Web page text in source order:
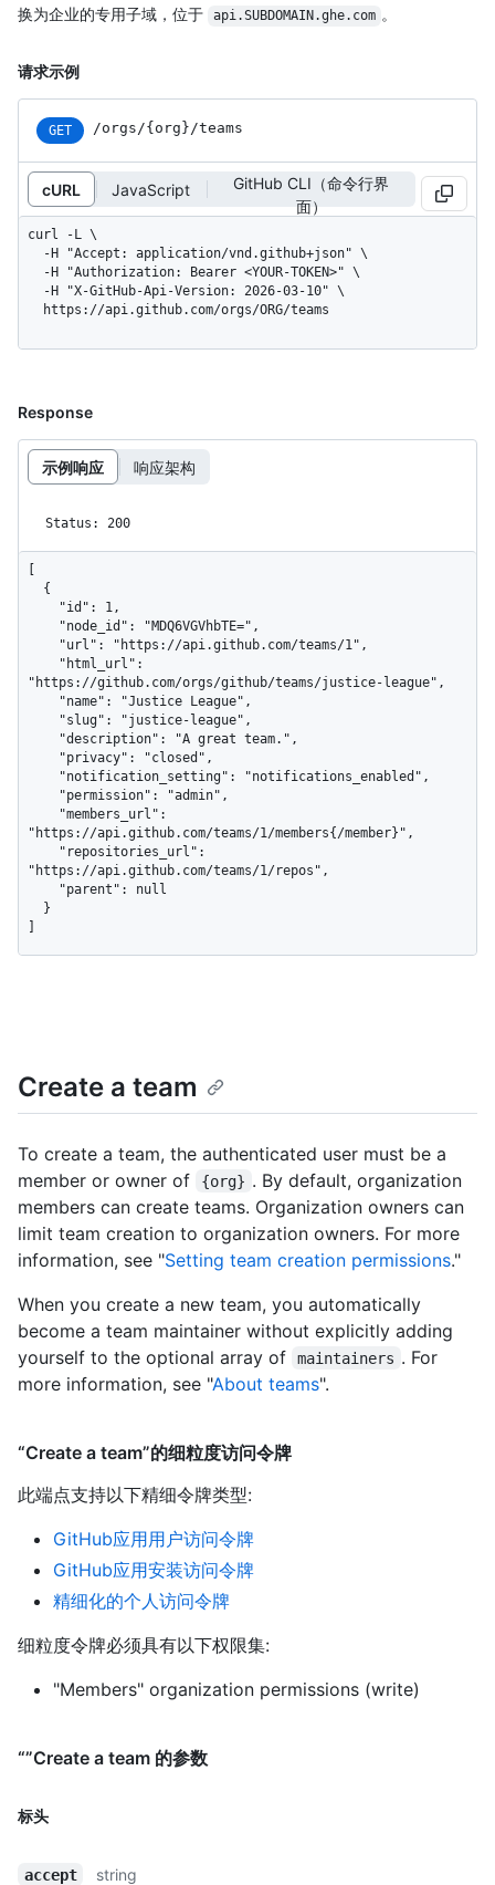
换为企业的专用子域，位于 api.SUBDOMAIN.ghe.com 。
请求示例
GET /orgs/{org}/teams
cURL JavaScript
GitHub CLI（命令行界
面）
curl -L \
  https://api.github.com/orgs/ORG/teams
Response
示例响应 响应架构
Status: 200
"https://github.com/orgs/github/teams/justice-league",
"https://api.github.com/teams/1/members{/member}",
"https://api.github.com/teams/1/repos",
Create a team
To create a team, the authenticated user must be a
member or owner of
{org} . By default, organization
members can create teams. Organization owners can
limit team creation to organization owners. For more
information, see "Setting team creation permissions."
When you create a new team, you automatically
become a team maintainer without explicitly adding
yourself to the optional array of
maintainers . For
more information, see "About teams".
“Create a team”的细粒度访问令牌
此端点支持以下精细令牌类型:
GitHub应用用户访问令牌
GitHub应用安装访问令牌
精细化的个人访问令牌
细粒度令牌必须具有以下权限集:
"Members" organization permissions (write)
“”Create a team 的参数
标头
accept
string